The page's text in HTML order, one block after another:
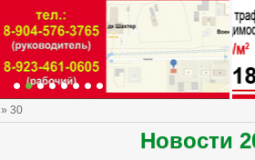
» 30
Новости